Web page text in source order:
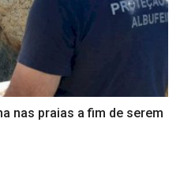
nas praias a fim de serem